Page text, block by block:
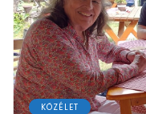
KÖZÉLET